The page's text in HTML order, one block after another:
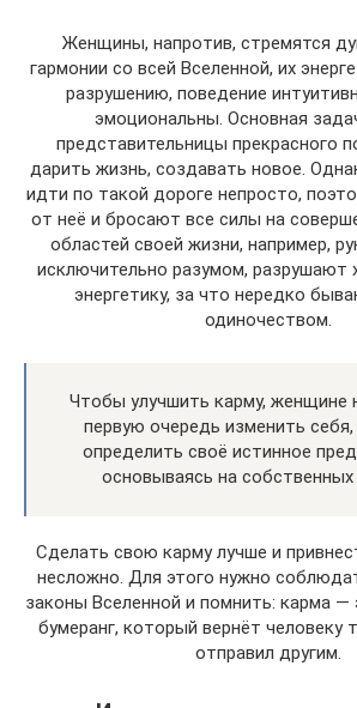
Женщины, напротив, стремятся
гармонии со всей Вселенной, их
разрушению, поведение
эмоциональны. Основная
представительницы прекрасного
дарить жизнь, создавать новое.
идти по такой дороге непросто,
от неё и бросают все силы на
областей своей жизни, например,
исключительно разумом, разрушают
энергетику, за что нередко
одиночеством.
Чтобы улучшить карму, женщине
первую очередь изменить себя,
определить своё истинное
основываясь на собственных
Сделать свою карму лучше и
несложно. Для этого нужно
законы Вселенной и помнить: карма —
бумеранг, который вернёт человеку
отправил другим.